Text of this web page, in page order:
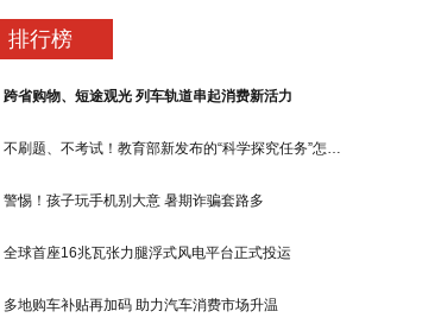
排行榜
跨省购物、短途观光 列车轨道串起消费新活力
不刷题、不考试！教育部新发布的“科学探究任务”怎么做？
警惕！孩子玩手机别大意 暑期诈骗套路多
全球首座16兆瓦张力腿浮式风电平台正式投运
多地购车补贴再加码 助力汽车消费市场升温